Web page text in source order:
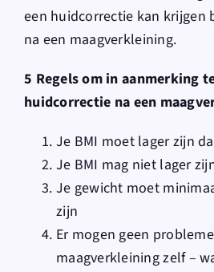
een huidcorrectie kan krijgen
na een maagverkleining.
5 Regels om in aanmerking
huidcorrectie na een
Je BMI moet lager zijn
Je BMI mag niet lager
Je gewicht moet
zijn
Er mogen geen
maagverkleining zelf –